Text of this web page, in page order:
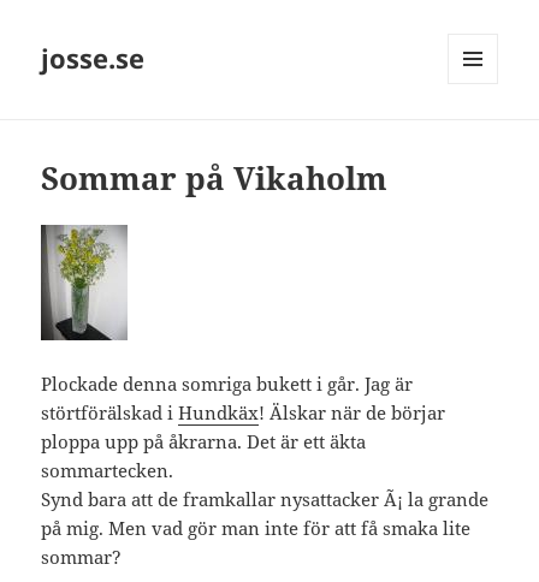
josse.se
Sommar på Vikaholm
Plockade denna somriga bukett i går. Jag är
störtförälskad iHundkäx! Älskar när de börjar
ploppa upp på åkrarna. Det är ett äkta
sommartecken.
Synd bara att de framkallar nysattacker Ã¡ la grande
på mig. Men vad gör man inte för att få smaka lite
sommar?